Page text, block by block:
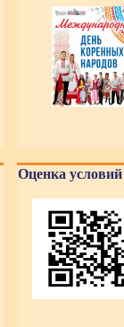
Оценка условий